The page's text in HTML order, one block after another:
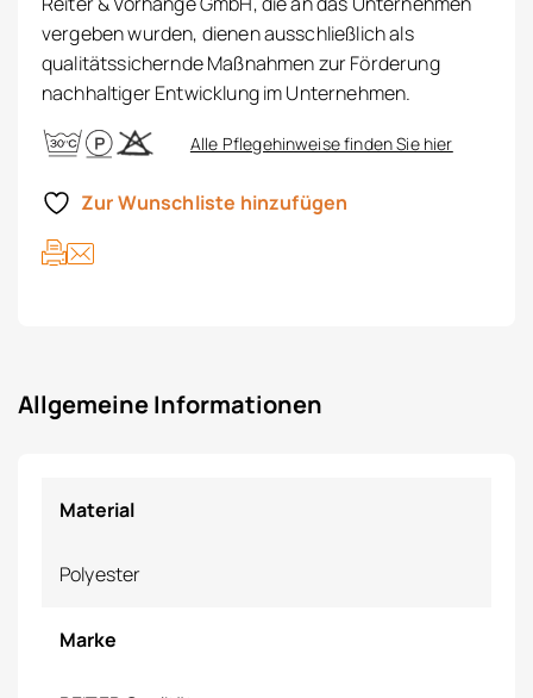
vergeben wurden, dienen ausschließlich als
qualitätssichernde Maßnahmen zur Förderung
nachhaltiger Entwicklung im Unternehmen.
Alle Pflegehinweise finden Sie hier
Zur Wunschliste hinzufügen
Allgemeine Informationen
Material
Polyester
Marke